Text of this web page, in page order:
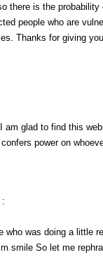
there is the
people who are
Thanks for giving
glad to find this
power on
:
was doing a little
smile So let me